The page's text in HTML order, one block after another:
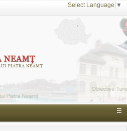
Select Language ▼
☰